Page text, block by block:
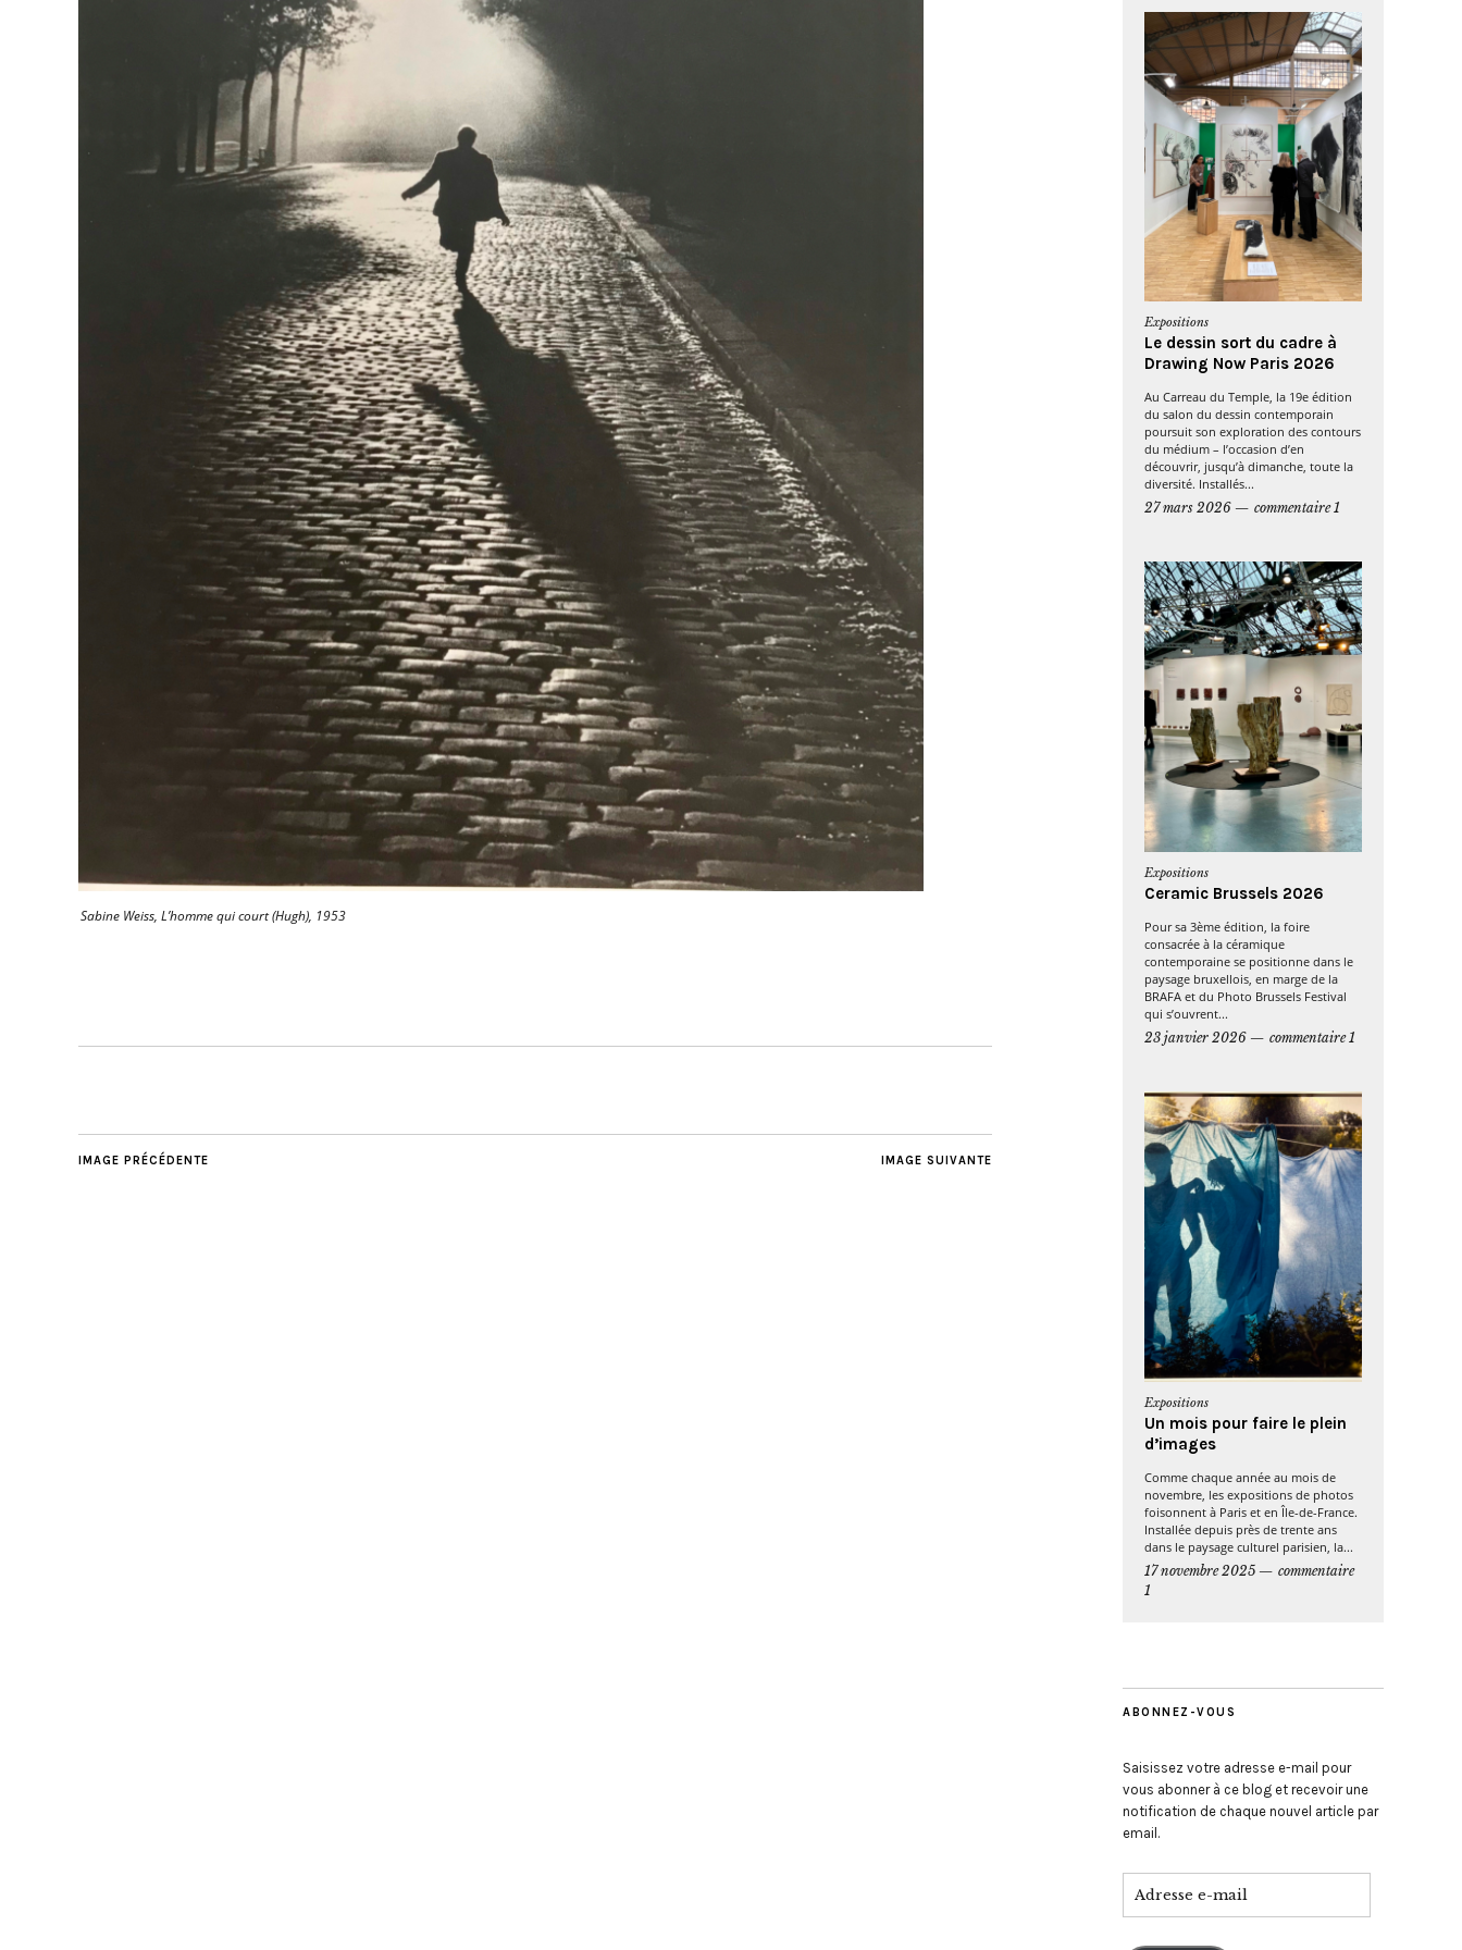
Sabine Weiss, L’homme qui court (Hugh), 1953
IMAGE SUIVANTE
IMAGE PRÉCÉDENTE
Expositions
Le dessin sort du cadre à
Drawing Now Paris 2026
Au Carreau du Temple, la 19e édition
du salon du dessin contemporain
poursuit son exploration des contours
du médium – l’occasion d’en
découvrir, jusqu’à dimanche, toute la
diversité. Installés...
27 mars 2026
commentaire 1
Expositions
Ceramic Brussels 2026
Pour sa 3ème édition, la foire
consacrée à la céramique
contemporaine se positionne dans le
paysage bruxellois, en marge de la
BRAFA et du Photo Brussels Festival
qui s’ouvrent...
23 janvier 2026
commentaire 1
Expositions
Un mois pour faire le plein
d’images
Comme chaque année au mois de
novembre, les expositions de photos
foisonnent à Paris et en Île-de-France.
Installée depuis près de trente ans
dans le paysage culturel parisien, la...
17 novembre 2025
commentaire
1
ABONNEZ-VOUS
Saisissez votre adresse e-mail pour
vous abonner à ce blog et recevoir une
notification de chaque nouvel article par
email.